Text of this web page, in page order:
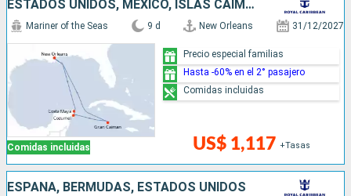
ESTADOS UNIDOS, MÉXICO, ISLAS CAIMÁN
Comidas incluidas
Mariner of the Seas 9 d New Orleans 31/12/2027
US$ 1,117 +Tasas
Precio especial familias
Hasta -60% en el 2° pasajero
Comidas incluidas
ESPAÑA, BERMUDAS, ESTADOS UNIDOS